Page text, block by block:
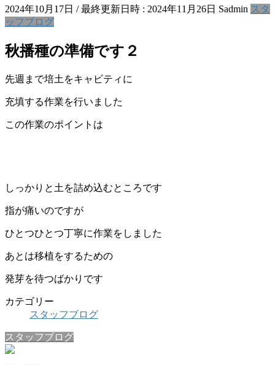
2024年10月17日 / 最終更新日時 : 2024年11月26日 Sadmin スタ
ッフブログ
秋播種の準備です２
先週まで培土をキャビティに
充填する作業を行いました
この作業のポイントは
しっかりと土を詰め込むところです
指が痛いのですが
ひとつひとつ丁寧に作業をしました
あとは移植をするための
発芽を待つばかりです
カテゴリー
スタッフブログ
スタッフブログ